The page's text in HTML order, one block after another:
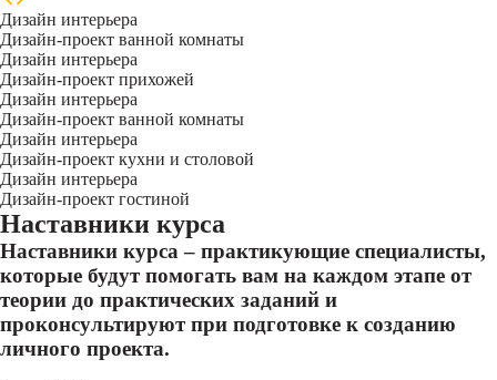
Дизайн интерьера
Дизайн-проект ванной комнаты
Дизайн интерьера
Дизайн-проект прихожей
Дизайн интерьера
Дизайн-проект ванной комнаты
Дизайн интерьера
Дизайн-проект кухни и столовой
Дизайн интерьера
Дизайн-проект гостиной
Наставники курса
Наставники курса – практикующие специалисты,
которые будут помогать вам на каждом этапе от
теории до практических заданий и
проконсультируют при подготовке к созданию
личного проекта.